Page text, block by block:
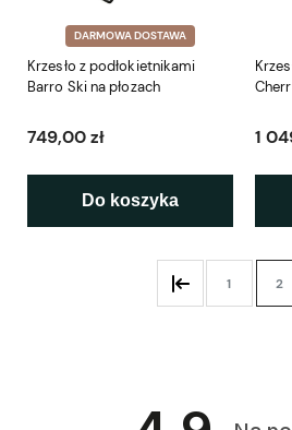
DARMOWA DOSTAWA
Krzesło z podłokietnikami
Barro Ski na płozach
749,00 zł
Do koszyka
1
1 2